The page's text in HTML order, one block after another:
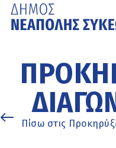
κυρίως
περιεχόμενο
Πίσω στις